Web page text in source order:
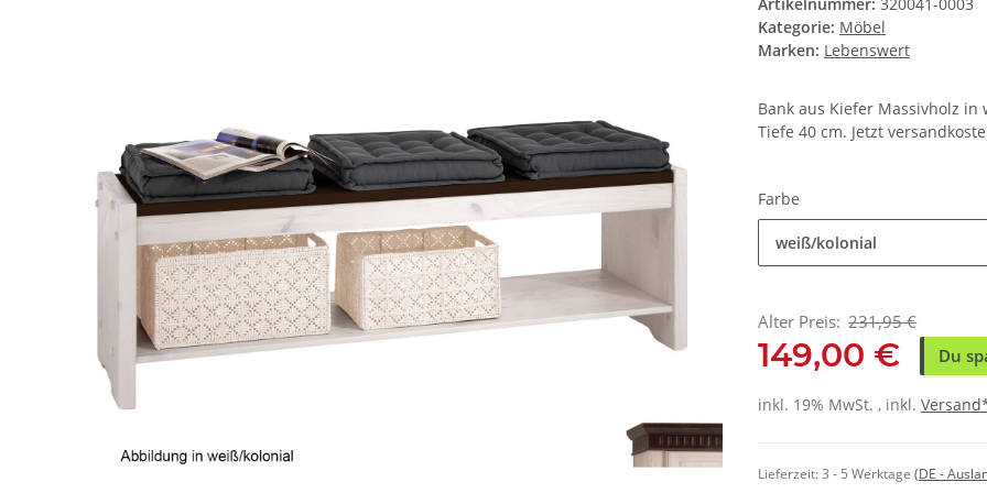
Artikelnummer: 320041-0003
Kategorie: Möbel
Marken: Lebenswert
Bank aus Kiefer Massivholz in
Tiefe 40 cm. Jetzt
Farbe
weiß/kolonial
Alter Preis: 231,95 €
149,00 € Du
inkl. 19% MwSt. , inkl.
Lieferzeit:3 - 5 Werktage (DE -